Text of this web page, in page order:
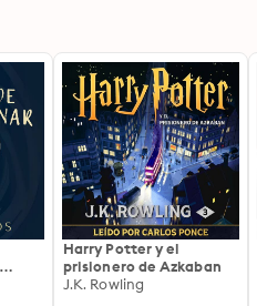
Harry Potter y el
prisionero de Azkaban
J.K. Rowling